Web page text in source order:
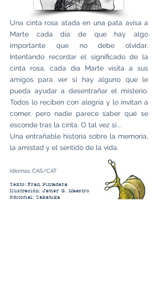
Texto: Fran Pintadera
Ilustración: Javier G. Maestro
Editorial: Takatuka
Una cinta rosa atada en una pata avisa a
Marte cada día de que hay algo
importante que no debe olvidar.
Intentando recordar el significado de la
cinta rosa, cada día Marte visita a sus
amigos para ver si hay alguno que le
pueda ayudar a desentrañar el misterio.
Todos lo reciben con alegría y lo invitan a
comer, pero nadie parece saber qué se
esconde tras la cinta. O tal vez sí...
Una entrañable historia sobre la memoria,
la amistad y el sentido de la vida.
Idiomas: CAS/CAT